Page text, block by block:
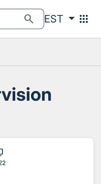
search EST apps